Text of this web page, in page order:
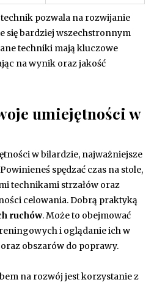
pozwala na rozwijanie
się bardziej wszechstronnym
techniki mają kluczowe
na wynik oraz jakość
umiejętności w
w bilardzie, najważniejsze
Powinieneś spędzać czas na stole,
technikami strzałów oraz
celowania. Dobrą praktyką
ruchów. Może to obejmować
i oglądanie ich w
obszarów do poprawy.
na rozwój jest korzystanie z